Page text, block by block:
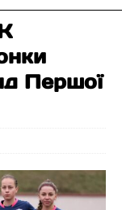
Першої